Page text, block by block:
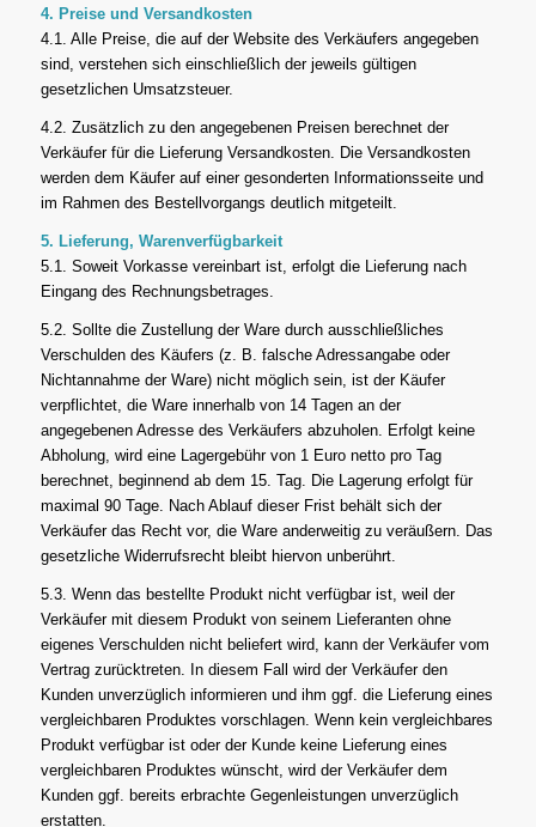
4. Preise und Versandkosten
4.1. Alle Preise, die auf der Website des Verkäufers angegeben
sind, verstehen sich einschließlich der jeweils gültigen
gesetzlichen Umsatzsteuer.
4.2. Zusätzlich zu den angegebenen Preisen berechnet der
Verkäufer für die Lieferung Versandkosten. Die Versandkosten
werden dem Käufer auf einer gesonderten Informationsseite und
im Rahmen des Bestellvorgangs deutlich mitgeteilt.
5. Lieferung, Warenverfügbarkeit
5.1. Soweit Vorkasse vereinbart ist, erfolgt die Lieferung nach
Eingang des Rechnungsbetrages.
5.2. Sollte die Zustellung der Ware durch ausschließliches
Verschulden des Käufers (z. B. falsche Adressangabe oder
Nichtannahme der Ware) nicht möglich sein, ist der Käufer
verpflichtet, die Ware innerhalb von 14 Tagen an der
angegebenen Adresse des Verkäufers abzuholen. Erfolgt keine
Abholung, wird eine Lagergebühr von 1 Euro netto pro Tag
berechnet, beginnend ab dem 15. Tag. Die Lagerung erfolgt für
maximal 90 Tage. Nach Ablauf dieser Frist behält sich der
Verkäufer das Recht vor, die Ware anderweitig zu veräußern. Das
gesetzliche Widerrufsrecht bleibt hiervon unberührt.
5.3. Wenn das bestellte Produkt nicht verfügbar ist, weil der
Verkäufer mit diesem Produkt von seinem Lieferanten ohne
eigenes Verschulden nicht beliefert wird, kann der Verkäufer vom
Vertrag zurücktreten. In diesem Fall wird der Verkäufer den
Kunden unverzüglich informieren und ihm ggf. die Lieferung eines
vergleichbaren Produktes vorschlagen. Wenn kein vergleichbares
Produkt verfügbar ist oder der Kunde keine Lieferung eines
vergleichbaren Produktes wünscht, wird der Verkäufer dem
Kunden ggf. bereits erbrachte Gegenleistungen unverzüglich
erstatten.